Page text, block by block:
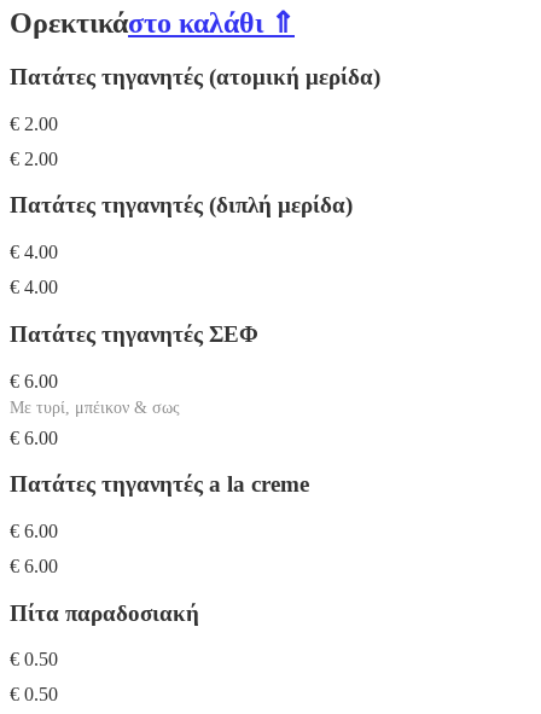
Ορεκτικάστο καλάθι ⇑
Πατάτες τηγανητές (ατομική μερίδα)
€ 2.00
€ 2.00
Πατάτες τηγανητές (διπλή μερίδα)
€ 4.00
€ 4.00
Πατάτες τηγανητές ΣΕΦ
€ 6.00
Με τυρί, μπέικον & σως
€ 6.00
Πατάτες τηγανητές a la creme
€ 6.00
€ 6.00
Πίτα παραδοσιακή
€ 0.50
€ 0.50